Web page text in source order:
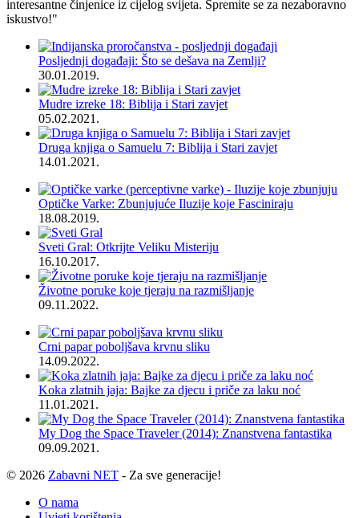
interesantne činjenice iz cijelog svijeta. Spremite se za nezaboravno
iskustvo!"
Posljednji događaji: Što se dešava na Zemlji?
30.01.2019.
Mudre izreke 18: Biblija i Stari zavjet
05.02.2021.
Druga knjiga o Samuelu 7: Biblija i Stari zavjet
14.01.2021.
Optičke Varke: Zbunjujuće Iluzije koje Fasciniraju
18.08.2019.
Sveti Gral: Otkrijte Veliku Misteriju
16.10.2017.
Životne poruke koje tjeraju na razmišljanje
09.11.2022.
Crni papar poboljšava krvnu sliku
14.09.2022.
Koka zlatnih jaja: Bajke za djecu i priče za laku noć
11.01.2021.
My Dog the Space Traveler (2014): Znanstvena fantastika
09.09.2021.
© 2026 Zabavni NET - Za sve generacije!
O nama